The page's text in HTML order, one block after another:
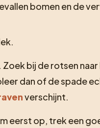
bomen en de
bij de rotsen
dan of de spade
verschijnt.
eerst op, trek een